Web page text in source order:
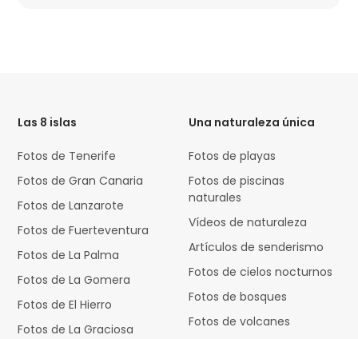
Las 8 islas
Fotos de Tenerife
Fotos de Gran Canaria
Fotos de Lanzarote
Fotos de Fuerteventura
Fotos de La Palma
Fotos de La Gomera
Fotos de El Hierro
Fotos de La Graciosa
Una naturaleza única
Fotos de playas
Fotos de piscinas
naturales
Vídeos de naturaleza
Artículos de senderismo
Fotos de cielos nocturnos
Fotos de bosques
Fotos de volcanes